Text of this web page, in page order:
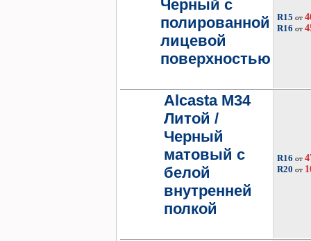
Черный с
полированной
лицевой
поверхностью
R15 от
R16 от
Alcasta M34
Литой /
Черный
матовый с
белой
внутренней
полкой
R16 от
R20 от